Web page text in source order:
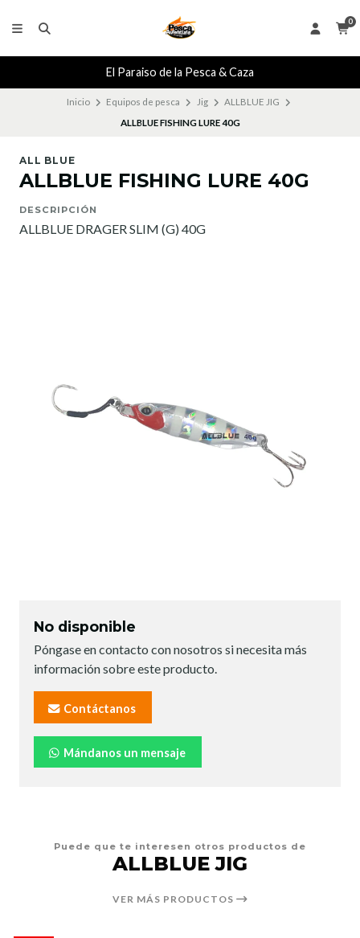
0
El Paraiso de la Pesca & Caza
Inicio Equipos de pesca Jig
ALLBLUE JIG
ALLBLUE FISHING LURE 40G
ALL BLUE
ALLBLUE FISHING LURE 40G
DESCRIPCIÓN
ALLBLUE DRAGER SLIM (G) 40G
No disponible
Póngase en contacto con nosotros si necesita más
información sobre este producto.
Contáctanos
Mándanos un mensaje
Puede que te interesen otros productos de
ALLBLUE JIG
VER MÁS PRODUCTOS